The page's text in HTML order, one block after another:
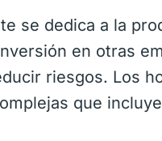
se dedica a la
en otras
riesgos. Los
que